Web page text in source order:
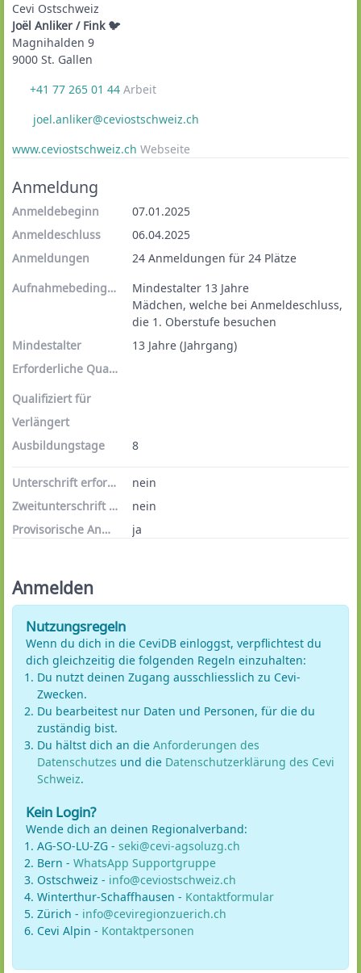
Cevi Ostschweiz
Joël Anliker / Fink 🐦
Magnihalden 9
9000 St. Gallen
+41 77 265 01 44 Arbeit
joel.anliker@ceviostschweiz.ch
www.ceviostschweiz.ch Webseite
Anmeldung
Anmeldebeginn
07.01.2025
Anmeldeschluss
06.04.2025
Anmeldungen
24 Anmeldungen für 24 Plätze
Aufnahmebedingungen
Mindestalter 13 Jahre
Mädchen, welche bei Anmeldeschluss,
die 1. Oberstufe besuchen
Mindestalter
13 Jahre (Jahrgang)
Erforderliche Qualifikationen
Qualifiziert für
Verlängert
Ausbildungstage
8
Unterschrift erforderlich
nein
Zweitunterschrift erforderlich
nein
Provisorische Anmeldungen
ja
Anmelden
Nutzungsregeln
Wenn du dich in die CeviDB einloggst, verpflichtest du
dich gleichzeitig die folgenden Regeln einzuhalten:
Du nutzt deinen Zugang ausschliesslich zu Cevi-
Zwecken.
Du bearbeitest nur Daten und Personen, für die du
zuständig bist.
Du hältst dich an die Anforderungen des
Datenschutzes und die Datenschutzerklärung des Cevi
Schweiz.
Kein Login?
Wende dich an deinen Regionalverband:
AG-SO-LU-ZG - seki@cevi-agsoluzg.ch
Bern - WhatsApp Supportgruppe
Ostschweiz - info@ceviostschweiz.ch
Winterthur-Schaffhausen - Kontaktformular
Zürich - info@ceviregionzuerich.ch
Cevi Alpin - Kontaktpersonen